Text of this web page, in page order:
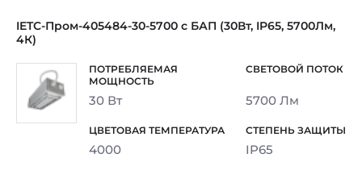
IETC-Пром-405484-30-5700 с БАП (30Вт, IP65, 5700Лм,
4К)
30 Вт 5700 Лм
4000 IP65